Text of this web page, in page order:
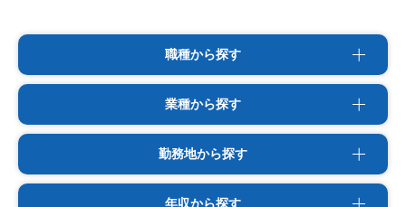
職種から探す
業種から探す
勤務地から探す
年収から探す